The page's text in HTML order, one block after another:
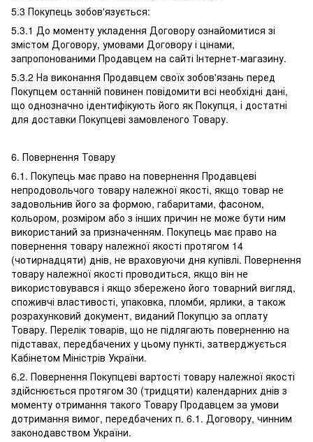
5.3 Покупець зобов'язується:
5.3.1 До моменту укладення Договору ознайомитися зі
змістом Договору, умовами Договору і цінами,
запропонованими Продавцем на сайті Інтернет-магазину.
5.3.2 На виконання Продавцем своїх зобов'язань перед
Покупцем останній повинен повідомити всі необхідні дані,
що однозначно ідентифікують його як Покупця, і достатні
для доставки Покупцеві замовленого Товару.
6. Повернення Товару
6.1. Покупець має право на повернення Продавцеві
непродовольчого товару належної якості, якщо товар не
задовольнив його за формою, габаритами, фасоном,
кольором, розміром або з інших причин не може бути ним
використаний за призначенням. Покупець має право на
повернення товару належної якості протягом 14
(чотирнадцяти) днів, не враховуючи дня купівлі. Повернення
товару належної якості проводиться, якщо він не
використовувався і якщо збережено його товарний вигляд,
споживчі властивості, упаковка, пломби, ярлики, а також
розрахунковий документ, виданий Покупцю за оплату
Товару. Перелік товарів, що не підлягають поверненню на
підставах, передбачених у цьому пункті, затверджується
Кабінетом Міністрів України.
6.2. Повернення Покупцеві вартості товару належної якості
здійснюється протягом 30 (тридцяти) календарних днів з
моменту отримання такого Товару Продавцем за умови
дотримання вимог, передбачених п. 6.1. Договору, чинним
законодавством України.